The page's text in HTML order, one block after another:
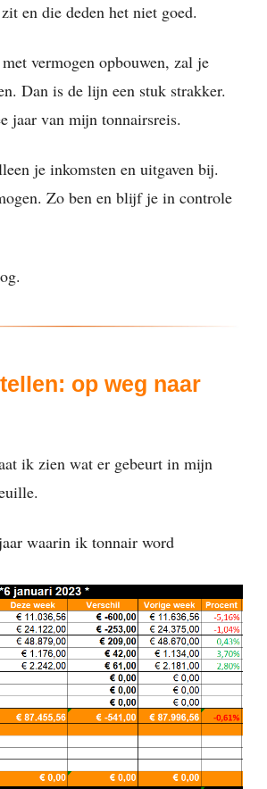
en die deden het niet goed.
vermogen opbouwen, zal je
Dan is de lijn een stuk strakker.
jaar van mijn tonnairsreis.
je inkomsten en uitgaven bij.
Zo ben en blijf je in controle
op weg naar
ik zien wat er gebeurt in mijn
waarin ik tonnair word